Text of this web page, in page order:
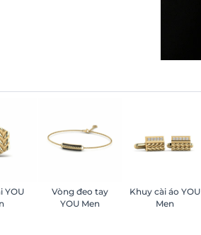
YOU
Vòng đeo tay
YOU Men
Khuy cài áo YOU
Men